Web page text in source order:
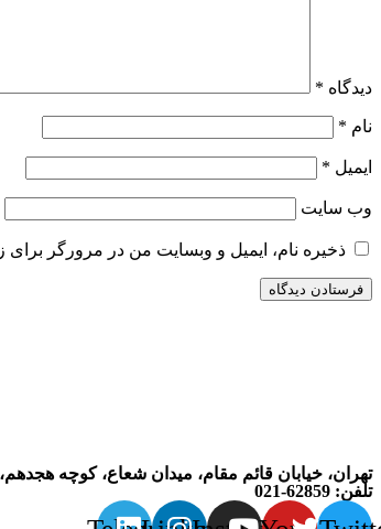
دیدگاه *
نام *
ایمیل *
وب‌ سایت
ذخیره نام، ایمیل و وبسایت من در مرورگر برای
تهران، خیابان قائم مقام، میدان شعاع، کوچه هجدهم،
تلفن: 62859-021